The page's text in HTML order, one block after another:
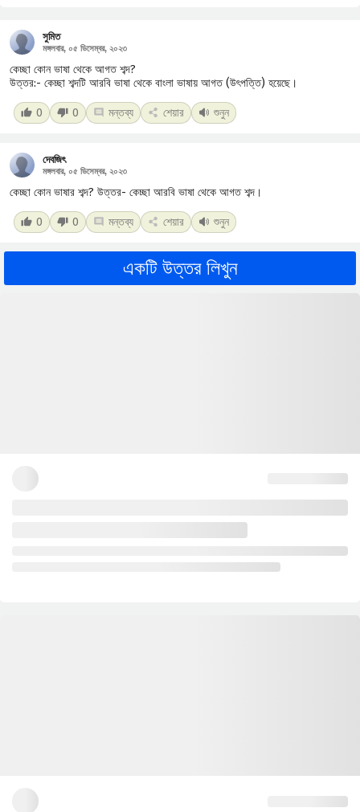
সুমিত
মঙ্গলবার, ০৫ ডিসেম্বর, ২০২৩
কেচ্ছা কোন ভাষা থেকে আগত শব্দ?
উত্তর:- কেচ্ছা শব্দটি আরবি ভাষা থেকে বাংলা ভাষায় আগত (উৎপত্তি) হয়েছে।
0 0 মন্তব্য শেয়ার শুনুন
দেবজিৎ
মঙ্গলবার, ০৫ ডিসেম্বর, ২০২৩
কেচ্ছা কোন ভাষার শব্দ? উত্তর- কেচ্ছা আরবি ভাষা থেকে আগত শব্দ।
0 0 মন্তব্য শেয়ার শুনুন
একটি উত্তর লিখুন